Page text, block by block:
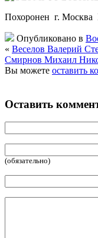
Похоронен г. Москва
Опубликовано в
« Веселов Валерий
Смирнов Михаил
Вы можете оставить
Оставить
(обязательно)